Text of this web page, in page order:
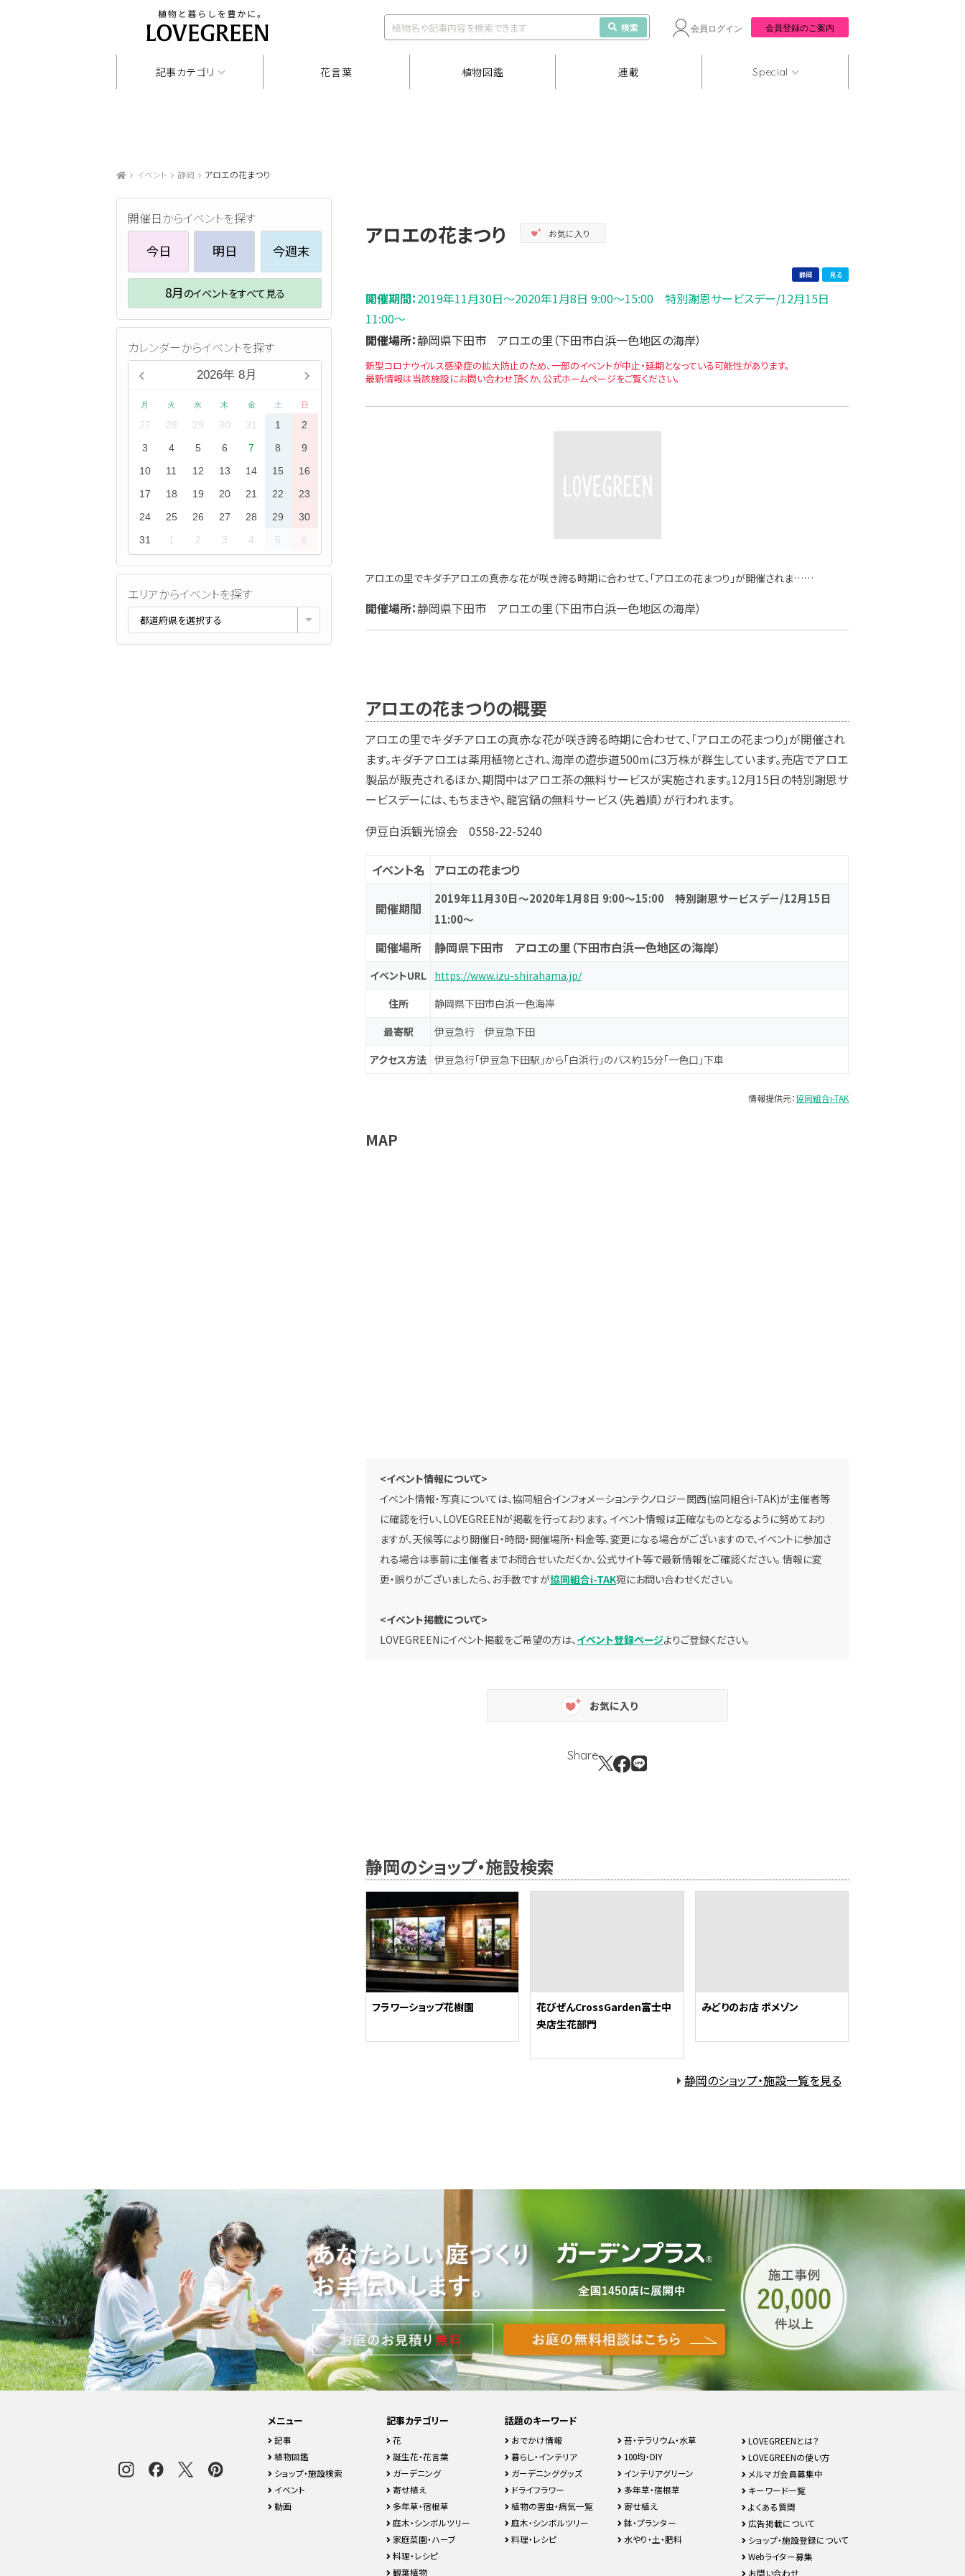
検索 会員ログイン 会員登録のご案内
記事カテゴリ 花言葉 植物図鑑 連載 Special
イベント 静岡 アロエの花まつり
アロエの花まつり お気に入り
静岡 見る
開催期間：2019年11月30日～2020年1月8日 9:00～15:00 特別謝恩サービスデー/12月15日
11:00～
開催場所：静岡県下田市 アロエの里（下田市白浜一色地区の海岸）
新型コロナウイルス感染症の拡大防止のため、一部のイベントが中止・延期となっている可能性があります。
最新情報は当該施設にお問い合わせ頂くか、公式ホームページをご覧ください。
アロエの里でキダチアロエの真赤な花が咲き誇る時期に合わせて、「アロエの花まつり」が開催されま……
開催場所：静岡県下田市 アロエの里（下田市白浜一色地区の海岸）
アロエの花まつりの概要
アロエの里でキダチアロエの真赤な花が咲き誇る時期に合わせて、「アロエの花まつり」が開催され
ます。キダチアロエは薬用植物とされ、海岸の遊歩道500mに3万株が群生しています。売店でアロエ
製品が販売されるほか、期間中はアロエ茶の無料サービスが実施されます。12月15日の特別謝恩サ
ービスデーには、もちまきや、龍宮鍋の無料サービス（先着順）が行われます。
伊豆白浜観光協会 0558-22-5240
イベント名 アロエの花まつり
開催期間
2019年11月30日～2020年1月8日 9:00～15:00 特別謝恩サービスデー/12月15日
11:00～
開催場所 静岡県下田市 アロエの里（下田市白浜一色地区の海岸）
イベントURL https://www.izu-shirahama.jp/
住所
静岡県下田市白浜一色海岸
最寄駅
伊豆急行 伊豆急下田
アクセス方法 伊豆急行「伊豆急下田駅」から「白浜行」のバス約15分「一色口」下車
情報提供元：協同組合i-TAK
MAP
<イベント情報について>
イベント情報・写真については、協同組合インフォメーションテクノロジー関西(協同組合i-TAK)が主催者等
に確認を行い、LOVEGREENが掲載を行っております。 イベント情報は正確なものとなるように努めており
ますが、天候等により開催日・時間・開催場所・料金等、変更になる場合がございますので、イベントに参加さ
れる場合は事前に主催者までお問合せいただくか、公式サイト等で最新情報をご確認ください。 情報に変
更・誤りがございましたら、お手数ですが協同組合i-TAK宛にお問い合わせください。
<イベント掲載について>
LOVEGREENにイベント掲載をご希望の方は、イベント登録ページよりご登録ください。
お気に入り
Share
静岡のショップ・施設検索
フラワーショップ花樹園
花びぜんCrossGarden富士中
央店生花部門
みどりのお店 ポメゾン
静岡のショップ・施設一覧を見る
開催日からイベントを探す
今日 明日 今週末
8月 のイベントをすべて見る
カレンダーからイベントを探す
2026年 8月
月 火 水 木 金 土 日
27 28 29 30 31 1
2
3
4 5 6 7 8
9
10
11 12 13 14 15
16
17
18 19 20 21 22
23
24
25 26 27 28 29
30
31
1 2 3 4 5 6
エリアからイベントを探す
メニュー
記事
植物図鑑
ショップ・施設検索
イベント
動画
記事カテゴリー
花
誕生花・花言葉
ガーデニング
寄せ植え
多年草・宿根草
庭木・シンボルツリー
家庭菜園・ハーブ
料理・レシピ
観葉植物
話題のキーワード
おでかけ情報
苔・テラリウム・水草
暮らし・インテリア
100均・DIY
ガーデニンググッズ
インテリアグリーン
ドライフラワー
多年草・宿根草
植物の害虫・病気一覧
寄せ植え
庭木・シンボルツリー
鉢・プランター
料理・レシピ
水やり・土・肥料
LOVEGREENとは？
LOVEGREENの使い方
メルマガ会員募集中
キーワード一覧
よくある質問
広告掲載について
ショップ・施設登録について
Webライター募集
お問い合わせ